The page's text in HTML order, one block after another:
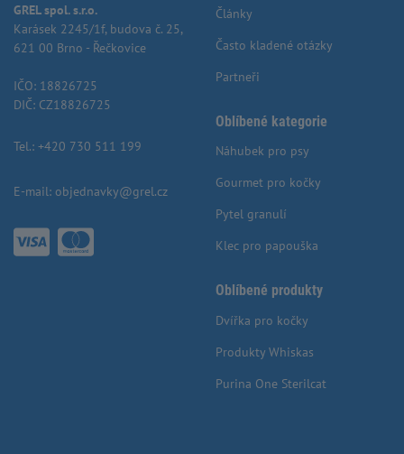
GREL spol. s.r.o.
Karásek 2245/1f, budova č. 25,
621 00 Brno - Řečkovice
IČO: 18826725
DIČ: CZ18826725
Tel.: +420 730 511 199
E-mail: objednavky@grel.cz
Články
Často kladené otázky
Partneři
Oblíbené kategorie
Náhubek pro psy
Gourmet pro kočky
Pytel granulí
Klec pro papouška
Oblíbené produkty
Dvířka pro kočky
Produkty Whiskas
Purina One Sterilcat